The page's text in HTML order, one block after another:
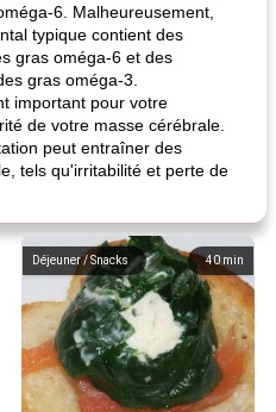
6. Malheureusement,
typique contient des
gras oméga-6 et des
gras oméga-3.
important pour votre
de votre masse cérébrale.
peut entraîner des
tels qu'irritabilité et perte de
40 min
Déjeuner / Snacks